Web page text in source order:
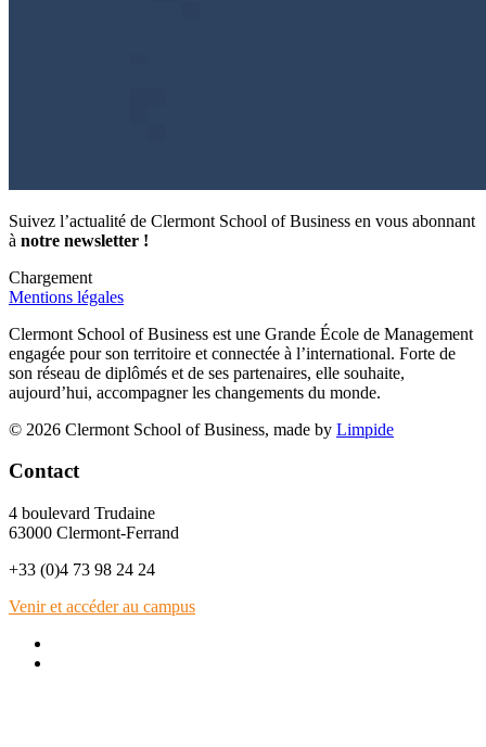
Suivez l’actualité de Clermont School of Business en vous abonnant
à notre newsletter !
Chargement
Mentions légales
Clermont School of Business est une Grande École de Management
engagée pour son territoire et connectée à l’international. Forte de
son réseau de diplômés et de ses partenaires, elle souhaite,
aujourd’hui, accompagner les changements du monde.
© 2026 Clermont School of Business, made by Limpide
Contact
4 boulevard Trudaine
63000 Clermont-Ferrand
+33 (0)4 73 98 24 24
Venir et accéder au campus